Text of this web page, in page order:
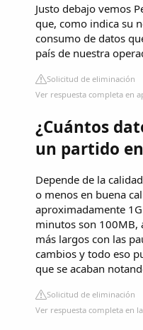
Justo debajo vemos
que, como indica su
consumo de datos
país de nuestra
Solicitud de eliminación
Ver respuesta completa en
¿Cuántos
un partido
Depende de la
o menos en buena
aproximadamente
minutos son 100MB,
más largos con las
cambios y todo eso
que se acaban
Solicitud de eliminación
Ver respuesta completa en